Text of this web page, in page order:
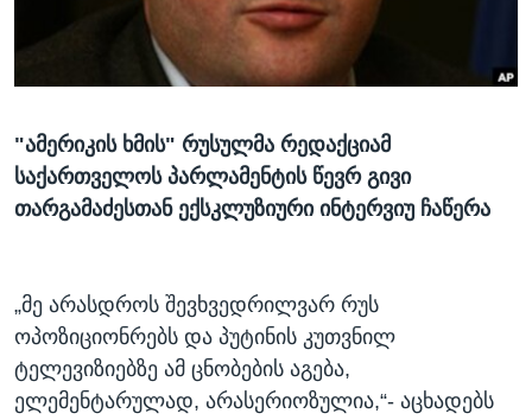
ᲡᲢᲣᲓᲘᲐ ᲕᲐᲨᲘᲜᲒᲢᲝᲜᲘ
ᲘᲜᲢᲔᲠᲕᲘᲣ
ᲙᲣᲚᲢᲣᲠᲐ
Learning English
ენები
"ამერიკის ხმის" რუსულმა რედაქციამ
საქართველოს პარლამენტის წევრ გივი
თარგამაძესთან ექსკლუზიური ინტერვიუ ჩაწერა
„მე არასდროს შევხვედრილვარ რუს
ოპოზიციონრებს და პუტინის კუთვნილ
ტელევიზიებზე ამ ცნობების აგება,
ელემენტარულად, არასერიოზულია,“- აცხადებს